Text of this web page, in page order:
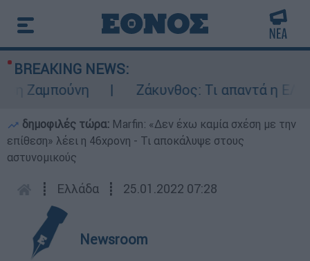
BREAKING NEWS:
Ζάκυνθος: Τι απαντά η ΕΛΑΣ
δημοφιλές τώρα: Marfin: «Δεν έχω καμία σχέση με την
επίθεση» λέει η 46χρονη - Τι αποκάλυψε στους
αστυνομικούς
┋ Ελλάδα ┋ 25.01.2022 07:28
Newsroom